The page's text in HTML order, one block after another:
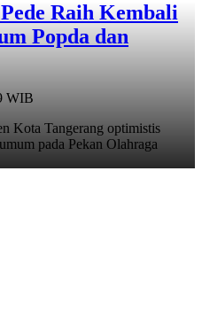
Raih Kembali
Popda dan
WIB
Kota Tangerang optimistis
pada Pekan Olahraga